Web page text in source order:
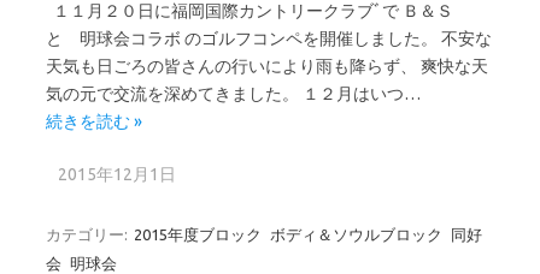
１１月２０日に福岡国際カントリークラブﾞで Ｂ＆Ｓ
と 明球会コラボ のゴルフコンペを開催しました。 不安な
天気も日ごろの皆さんの行いにより雨も降らず、 爽快な天
気の元で交流を深めてきました。 １２月はいつ…
続きを読む »
2015年12月1日
カテゴリー: 2015年度ブロック ボディ＆ソウルブロック
同好
会
明球会